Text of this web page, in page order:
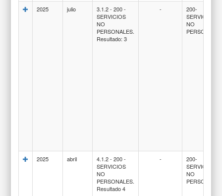
2025 julio
3.1.2 - 200 -
SERVICIOS
NO
PERSONALES.
Resultado: 3
-
200-
SERVICIOS
NO
2025 abril
4.1.2 - 200 -
SERVICIOS
NO
PERSONALES.
Resultado 4
-
200-
SERVICIOS
NO